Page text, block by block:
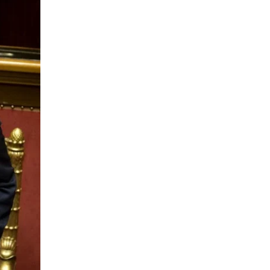
Evidenza
al biologico italiano
Nord. Il settore è a